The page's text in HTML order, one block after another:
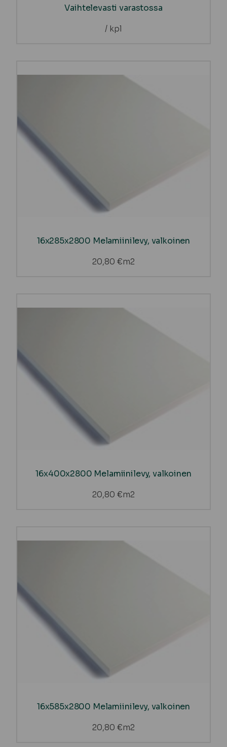
Vaihtelevasti varastossa
/ kpl
16x285x2800 Melamiinilevy, valkoinen
20,80 €m2
16x400x2800 Melamiinilevy, valkoinen
20,80 €m2
16x585x2800 Melamiinilevy, valkoinen
20,80 €m2